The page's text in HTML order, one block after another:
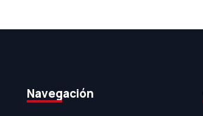
Navegación